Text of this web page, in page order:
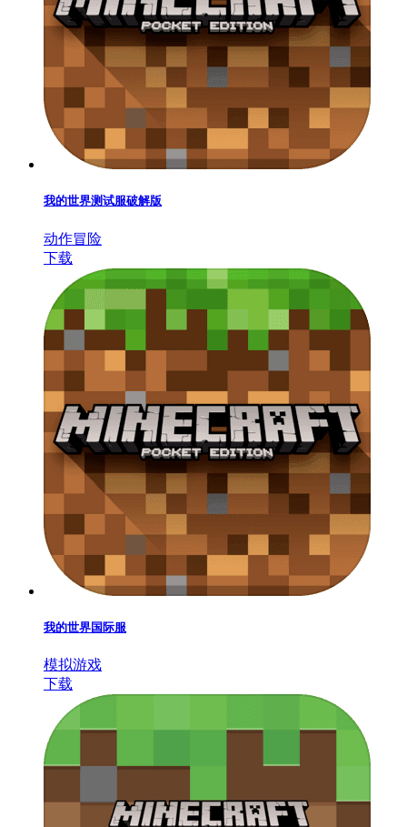
我的世界测试服破解版
动作冒险
下载
我的世界国际服
模拟游戏
下载